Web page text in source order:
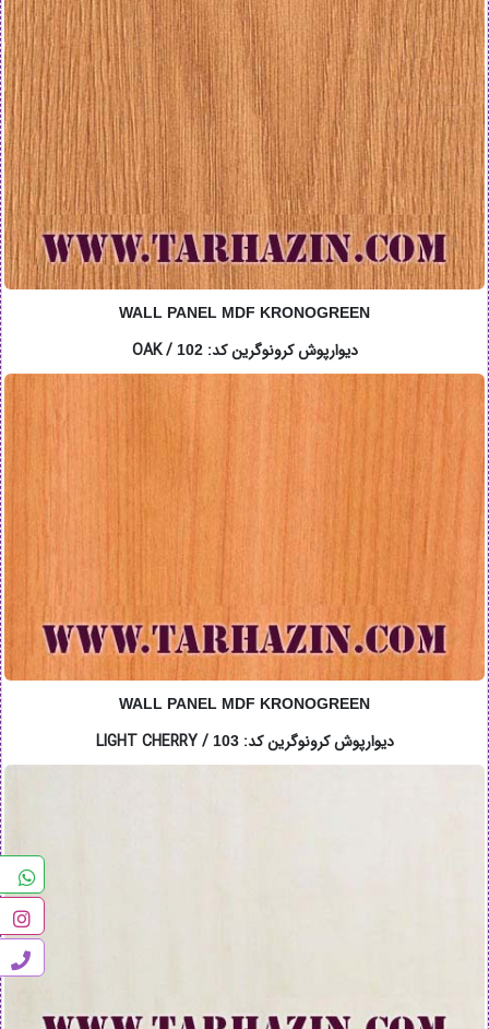
WALL PANEL MDF KRONOGREEN
دیوارپوش کرونوگرین کد: OAK /102
WALL PANEL MDF KRONOGREEN
دیوارپوش کرونوگرین کد: LIGHT CHERRY /103